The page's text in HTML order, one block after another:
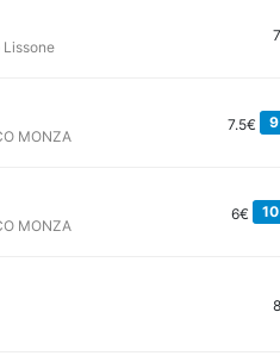
MONZA
7.5€ 9
MONZA
6€ 10